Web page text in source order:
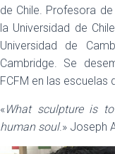
de Chile. Profesora
la Universidad de
Universidad de
Cambridge. Se
FCFM en las escuelas
«What sculpture is
human soul.» Joseph